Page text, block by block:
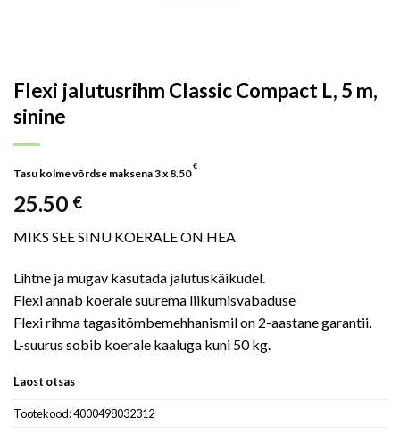
Flexi jalutusrihm Classic Compact L, 5 m,
sinine
Tasu kolme võrdse maksena 3 x 8.50
€
25.50 €
MIKS SEE SINU KOERALE ON HEA
Lihtne ja mugav kasutada jalutuskäikudel.
Flexi annab koerale suurema liikumisvabaduse
Flexi rihma tagasitõmbemehhanismil on 2-aastane garantii.
L-suurus sobib koerale kaaluga kuni 50 kg.
Laost otsas
Tootekood:4000498032312